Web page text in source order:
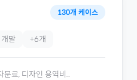
130개 케이스
개발 +6개
문료, 디자인 용역비 ...